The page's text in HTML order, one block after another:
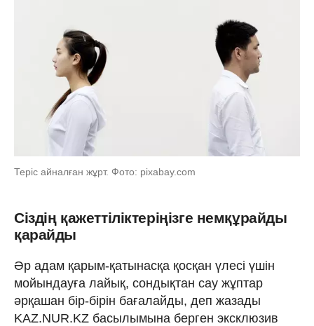
Теріс айналған жұрт. Фото: pixabay.com
Сіздің қажеттіліктеріңізге немқұрайды
қарайды
Әр адам қарым-қатынасқа қосқан үлесі үшін
мойындауға лайық, сондықтан сау жұптар
әрқашан бір-бірін бағалайды, деп жазады
KAZ.NUR.KZ басылымына берген эксклюзив